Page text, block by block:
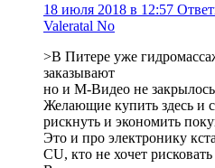
18 июля 2018 в 12:57
Valeratal No
>В Питере уже
заказывают
но и М-Видео не закрылось
Желающие купить здесь и
рискнуть и экономить
Это и про электронику
CU, кто не хочет